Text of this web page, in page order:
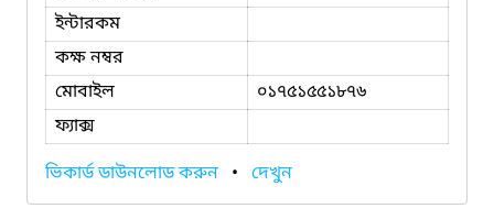
ইন্টারকম
কক্ষ নম্বর
মোবাইল
০১৭৫১৫৫১৮৭৬
ফ্যাক্স
ভিকার্ড ডাউনলোড করুন • দেখুন